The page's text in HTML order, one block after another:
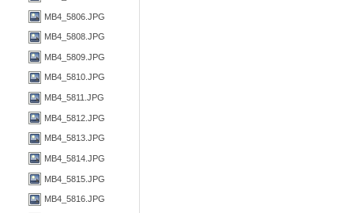
MB4_5806.JPG
MB4_5808.JPG
MB4_5809.JPG
MB4_5810.JPG
MB4_5811.JPG
MB4_5812.JPG
MB4_5813.JPG
MB4_5814.JPG
MB4_5815.JPG
MB4_5816.JPG